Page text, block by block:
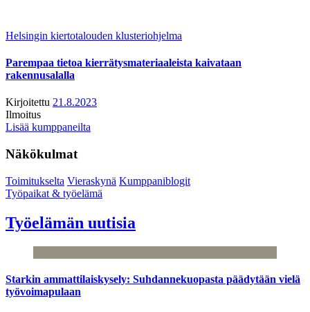
Helsingin kiertotalouden klusteriohjelma
Parempaa tietoa kierrätysmateriaaleista kaivataan
rakennusalalla
Kirjoitettu 21.8.2023
Ilmoitus
Lisää kumppaneilta
Näkökulmat
Toimitukselta Vieraskynä Kumppaniblogit
Työpaikat & työelämä
Työelämän uutisia
Starkin ammattilaiskysely: Suhdannekuopasta päädytään vielä
työvoimapulaan